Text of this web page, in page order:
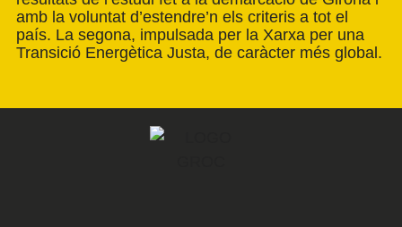
amb la voluntat d’estendre’n els criteris a tot el
país. La segona, impulsada per la Xarxa per una
Transició Energètica Justa, de caràcter més global.